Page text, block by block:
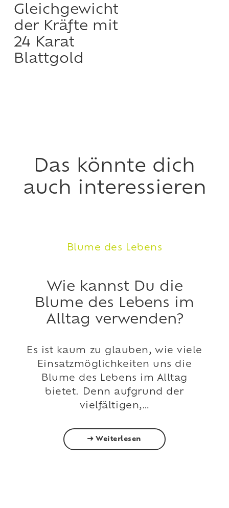
Gleichgewicht
der Kräfte mit
24 Karat
Blattgold
können
Das könnte dich
auch interessieren
Blume des Lebens
Wie kannst Du die
Blume des Lebens im
Alltag verwenden?
Es ist kaum zu glauben, wie viele
Einsatzmöglichkeiten uns die
Blume des Lebens im Alltag
bietet. Denn aufgrund der
vielfältigen,…
Weiterlesen